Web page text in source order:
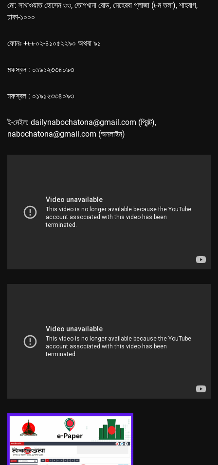
মো: সাখাওয়াত হোসেন ৩৩, তোপখানা রোড, মেহেরবা প্লাজা (৮ম তলা), শাহবাগ,
ঢাকা-১০০০
ফোনঃ +৮৮০২-৪১০৫২২৯০ অথবা ৯১
মফস্বল : ০১৯১২৩৩৪০৯৩
মফস্বল : ০১৯১২৩৩৪০৯৩
ই-মেইল: dailynabochatona@gmail.com (প্রিন্ট),
nabochatona@gmail.com (অনলাইন)